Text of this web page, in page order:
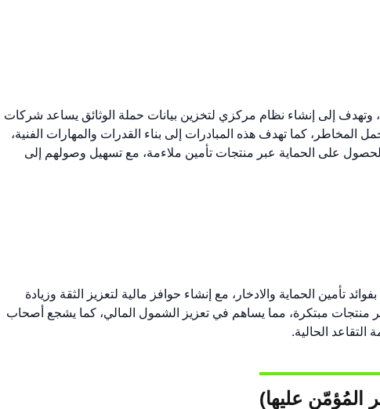
للأفراد والشركات، وتهدف إلى إنشاء نظام مركزي لتخزين بيانات حملة الوثائق يساعد شركات
المخاطر، كما تهدف هذه المبادرات إلى بناء القدرات والمهارات الفنية،
على الحماية عبر منتجات تأمين ملاءمة، مع تسهيل وصولهم إلى
وزيادة الوعي بفوائد تأمين الحماية والادخار، مع إنشاء حوافز مالية لتعزيز الثقة وزيادة
منتجات مبتكرة، مما يساهم في تعزيز الشمول المالي، كما يشجع أصحاب
الحالية.
المُؤمّن عليها)